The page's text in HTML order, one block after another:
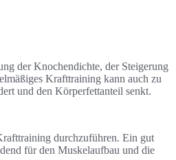
der Knochendichte, der Steigerung
Krafttraining kann auch zu
und den Körperfettanteil senkt.
durchzuführen. Ein gut
für den Muskelaufbau und die